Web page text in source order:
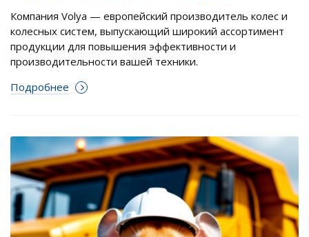
Компания Volya — европейский производитель колес и
колесных систем, выпускающий широкий ассортимент
продукции для повышения эффективности и
производительности вашей техники.
Подробнее